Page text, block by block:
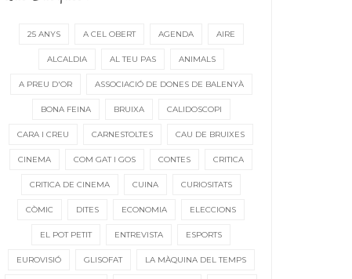
25 ANYS A CEL OBERT AGENDA AIRE
ALCALDIA AL TEU PAS ANIMALS
A PREU D'OR ASSOCIACIÓ DE DONES DE BALENYÀ
BONA FEINA BRUIXA CALIDOSCOPI
CARA I CREU CARNESTOLTES CAU DE BRUIXES
CINEMA COM GAT I GOS CONTES CRITICA
CRITICA DE CINEMA CUINA CURIOSITATS
CÒMIC DITES ECONOMIA ELECCIONS
EL POT PETIT ENTREVISTA ESPORTS
EUROVISIÓ GLISOFAT LA MÀQUINA DEL TEMPS